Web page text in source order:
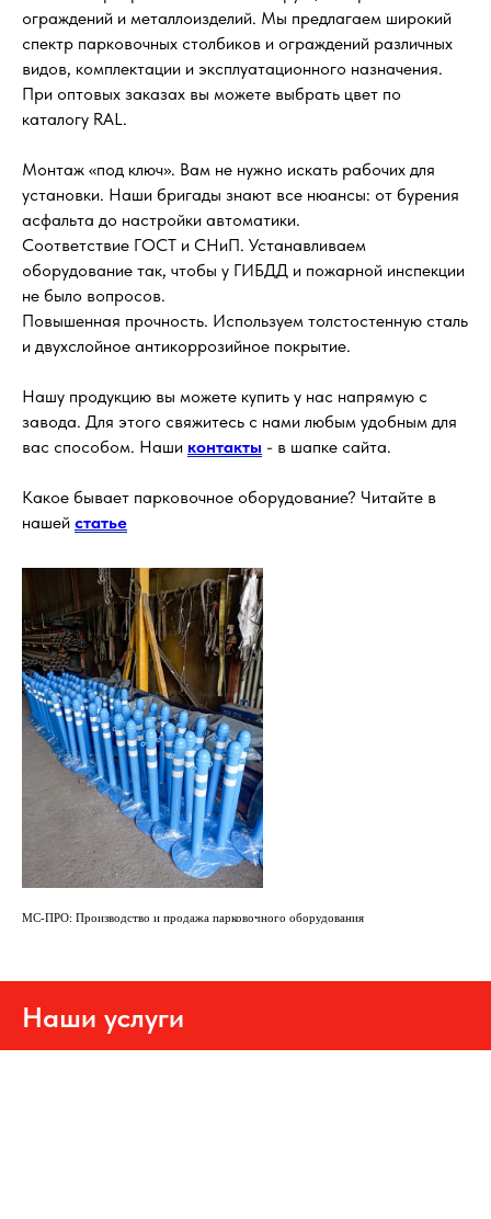
ограждений и металлоизделий. Мы предлагаем широкий
спектр парковочных столбиков и ограждений различных
видов, комплектации и эксплуатационного назначения.
При оптовых заказах вы можете выбрать цвет по
каталогу RAL.
Монтаж «под ключ». Вам не нужно искать рабочих для
установки. Наши бригады знают все нюансы: от бурения
асфальта до настройки автоматики.
Соответствие ГОСТ и СНиП. Устанавливаем
оборудование так, чтобы у ГИБДД и пожарной инспекции
не было вопросов.
Повышенная прочность. Используем толстостенную сталь
и двухслойное антикоррозийное покрытие.
Нашу продукцию вы можете купить у нас напрямую с
завода. Для этого свяжитесь с нами любым удобным для
вас способом. Наши контакты - в шапке сайта.
Какое бывает парковочное оборудование? Читайте в
нашей статье
МС-ПРО: Производство и продажа парковочного оборудования
Наши услуги